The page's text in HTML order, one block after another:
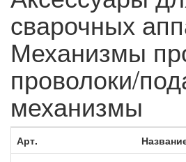
сварочных
Механизмы
проволоки/
механизмы
Арт.